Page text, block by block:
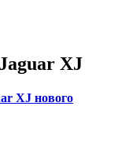
Jaguar XJ
XJ нового